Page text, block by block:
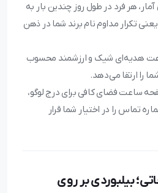
هر فرد در طول روز چندین بار به
تکرار مداوم نام برند شما در ذهن
هدیه‌ای شیک و ارزشمند محسوب
را ارتقا می‌دهد.
ساعت فضای کافی برای درج لوگو،
تماس را در اختیار شما قرار
بیلبوردی بر روی